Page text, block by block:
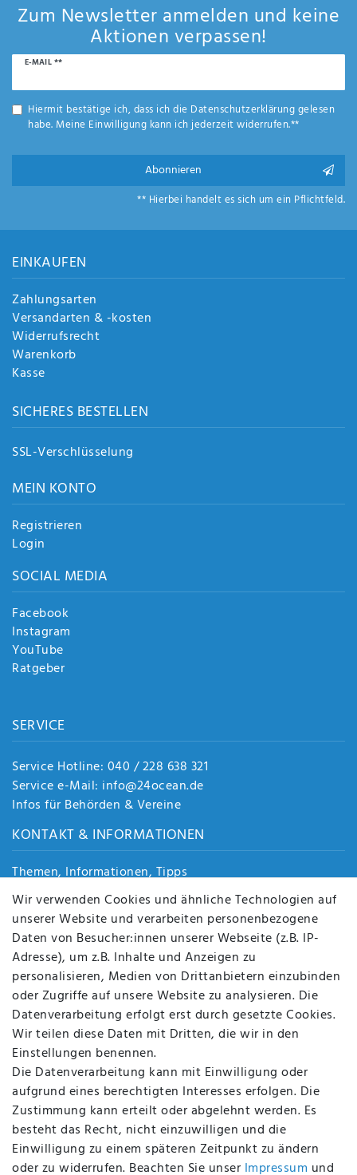
Zum Newsletter anmelden und keine
Aktionen verpassen!
E-MAIL **
Newsletter
Hiermit bestätige ich, dass ich die Daten­schutz­erklärunggelesen
habe. Meine Einwilligung kann ich jederzeit widerrufen.**
Abonnieren
** Hierbei handelt es sich um ein Pflichtfeld.
EINKAUFEN
Zahlungsarten
Versandarten & -kosten
Widerrufsrecht
Warenkorb
Kasse
SICHERES BESTELLEN
SSL-Verschlüsselung
MEIN KONTO
Registrieren
Login
SOCIAL MEDIA
Facebook
Instagram
YouTube
Ratgeber
SERVICE
Service Hotline: 040 / 228 638 321
Service e-Mail: info@24ocean.de
Infos für Behörden & Vereine
KONTAKT & INFORMATIONEN
Themen, Informationen, Tipps
Jobs
Über uns
Kontakt
Datenschutz
AGB
FAQ
Batterieentsorgung
Altölverordnung
Impressum
BEQUEM UND SICHER BEZAHLEN MIT
Wir verwenden Cookies und ähnliche Technologien auf
unserer Website und verarbeiten personenbezogene
Daten von Besucher:innen unserer Webseite (z.B. IP-
Adresse), um z.B. Inhalte und Anzeigen zu
personalisieren, Medien von Drittanbietern einzubinden
oder Zugriffe auf unsere Website zu analysieren. Die
Datenverarbeitung erfolgt erst durch gesetzte Cookies.
Wir teilen diese Daten mit Dritten, die wir in den
Einstellungen benennen.
Die Datenverarbeitung kann mit Einwilligung oder
aufgrund eines berechtigten Interesses erfolgen. Die
Zustimmung kann erteilt oder abgelehnt werden. Es
besteht das Recht, nicht einzuwilligen und die
Einwilligung zu einem späteren Zeitpunkt zu ändern
oder zu widerrufen. Beachten Sie unser Impressum und